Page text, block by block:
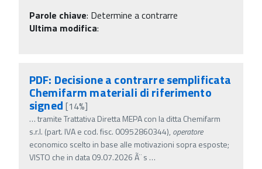
Parole chiave: Determine a contrarre
Ultima modifica:
PDF: Decisione a contrarre semplificata
Chemifarm materiali di riferimento
signed [14%]
…tramite Trattativa Diretta MEPA con la ditta Chemifarm
s.r.l. (part. IVA e cod. fisc. 00952860344), operatore
economico scelto in base alle motivazioni sopra esposte;
VISTO che in data 09.07.2026 Ã¨ s …